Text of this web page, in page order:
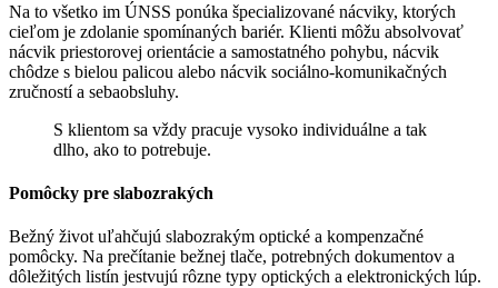
Na to všetko im ÚNSS ponúka špecializované nácviky, ktorých
cieľom je zdolanie spomínaných bariér. Klienti môžu absolvovať
nácvik priestorovej orientácie a samostatného pohybu, nácvik
chôdze s bielou palicou alebo nácvik sociálno-komunikačných
zručností a sebaobsluhy.
S klientom sa vždy pracuje vysoko individuálne a tak
dlho, ako to potrebuje.
Pomôcky pre slabozrakých
Bežný život uľahčujú slabozrakým optické a kompenzačné
pomôcky. Na prečítanie bežnej tlače, potrebných dokumentov a
dôležitých listín jestvujú rôzne typy optických a elektronických lúp.